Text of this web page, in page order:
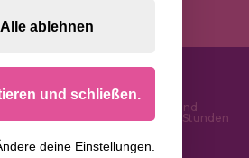
- Online-Shop für Puzzles und
Schnelle Lieferung in 24 Stunden
Alle ablehnen
und schließen.
deine Einstellungen.